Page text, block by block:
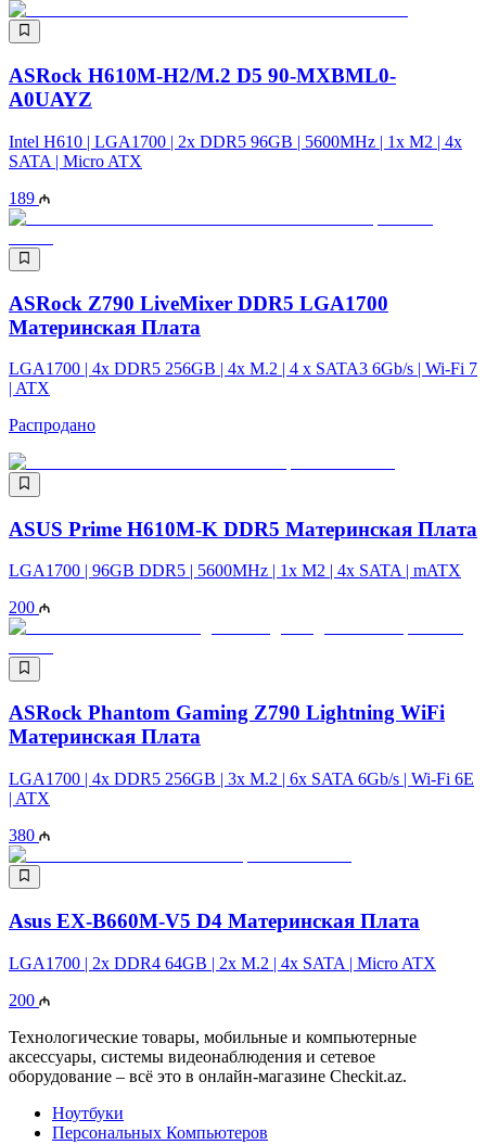
ASRock H610M-H2/M.2 D5 90-MXBML0-
A0UAYZ
Intel H610 | LGA1700 | 2x DDR5 96GB | 5600MHz | 1x M2 | 4x
SATA | Micro ATX
189
ASRock Z790 LiveMixer DDR5 LGA1700
Материнская Плата
LGA1700 | 4x DDR5 256GB | 4x M.2 | 4 x SATA3 6Gb/s | Wi-Fi 7
| ATX
Распродано
ASUS Prime H610M-K DDR5 Материнская Плата
LGA1700 | 96GB DDR5 | 5600MHz | 1x M2 | 4x SATA | mATX
200
ASRock Phantom Gaming Z790 Lightning WiFi
Материнская Плата
LGA1700 | 4x DDR5 256GB | 3x M.2 | 6x SATA 6Gb/s | Wi-Fi 6E
| ATX
380
Asus EX-B660M-V5 D4 Материнская Плата
LGA1700​​​​​​​ | 2x DDR4 64GB | 2x M.2 | 4x SATA | Micro ATX
200
Технологические товары, мобильные и компьютерные
аксессуары, системы видеонаблюдения и сетевое
оборудование – всё это в онлайн-магазине Checkit.az.
Ноутбуки
Персональных Компьютеров